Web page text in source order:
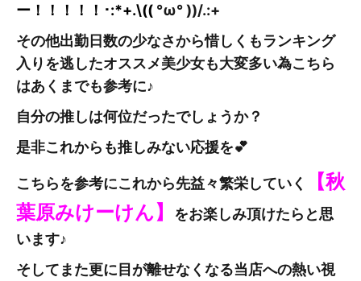
ー！！！！！ ･:*+.\(( °ω° ))/.:+
その他出勤日数の少なさから惜しくもランキング
入りを逃したオススメ美少女も大変多い為こちら
はあくまでも参考に♪
自分の推しは何位だったでしょうか？
是非これからも推しみない応援を💕
こちらを参考にこれから先益々繁栄していく
【秋
葉原みけーけん】
をお楽しみ頂けたらと思
います♪
そしてまた更に目が離せなくなる当店への熱い視